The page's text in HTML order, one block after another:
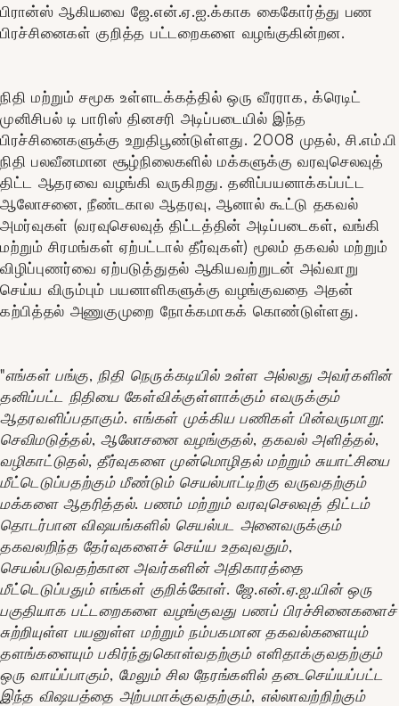
பிரான்ஸ் ஆகியவை ஜே.என்.ஏ.ஐ.க்காக கைகோர்த்து பண
பிரச்சினைகள் குறித்த பட்டறைகளை வழங்குகின்றன.
நிதி மற்றும் சமூக உள்ளடக்கத்தில் ஒரு வீரராக, க்ரெடிட்
முனிசிபல் டி பாரிஸ் தினசரி அடிப்படையில் இந்த
பிரச்சினைகளுக்கு உறுதிபூண்டுள்ளது. 2008 முதல், சி.எம்.பி
நிதி பலவீனமான சூழ்நிலைகளில் மக்களுக்கு வரவுசெலவுத்
திட்ட ஆதரவை வழங்கி வருகிறது. தனிப்பயனாக்கப்பட்ட
ஆலோசனை, நீண்டகால ஆதரவு, ஆனால் கூட்டு தகவல்
அமர்வுகள் (வரவுசெலவுத் திட்டத்தின் அடிப்படைகள், வங்கி
மற்றும் சிரமங்கள் ஏற்பட்டால் தீர்வுகள்) மூலம் தகவல் மற்றும்
விழிப்புணர்வை ஏற்படுத்துதல் ஆகியவற்றுடன் அவ்வாறு
செய்ய விரும்பும் பயனாளிகளுக்கு வழங்குவதை அதன்
கற்பித்தல் அணுகுமுறை நோக்கமாகக் கொண்டுள்ளது.
"எங்கள் பங்கு, நிதி நெருக்கடியில் உள்ள அல்லது அவர்களின்
தனிப்பட்ட நிதியை கேள்விக்குள்ளாக்கும் எவருக்கும்
ஆதரவளிப்பதாகும். எங்கள் முக்கிய பணிகள் பின்வருமாறு:
செவிமடுத்தல், ஆலோசனை வழங்குதல், தகவல் அளித்தல்,
வழிகாட்டுதல், தீர்வுகளை முன்மொழிதல் மற்றும் சுயாட்சியை
மீட்டெடுப்பதற்கும் மீண்டும் செயல்பாட்டிற்கு வருவதற்கும்
மக்களை ஆதரித்தல். பணம் மற்றும் வரவுசெலவுத் திட்டம்
தொடர்பான விஷயங்களில் செயல்பட அனைவருக்கும்
தகவலறிந்த தேர்வுகளைச் செய்ய உதவுவதும்,
செயல்படுவதற்கான அவர்களின் அதிகாரத்தை
மீட்டெடுப்பதும் எங்கள் குறிக்கோள். ஜே.என்.ஏ.ஐ.யின் ஒரு
பகுதியாக பட்டறைகளை வழங்குவது பணப் பிரச்சினைகளைச்
சுற்றியுள்ள பயனுள்ள மற்றும் நம்பகமான தகவல்களையும்
தளங்களையும் பகிர்ந்துகொள்வதற்கும் எளிதாக்குவதற்கும்
ஒரு வாய்ப்பாகும், மேலும் சில நேரங்களில் தடைசெய்யப்பட்ட
இந்த விஷயத்தை அற்பமாக்குவதற்கும், எல்லாவற்றிற்கும்